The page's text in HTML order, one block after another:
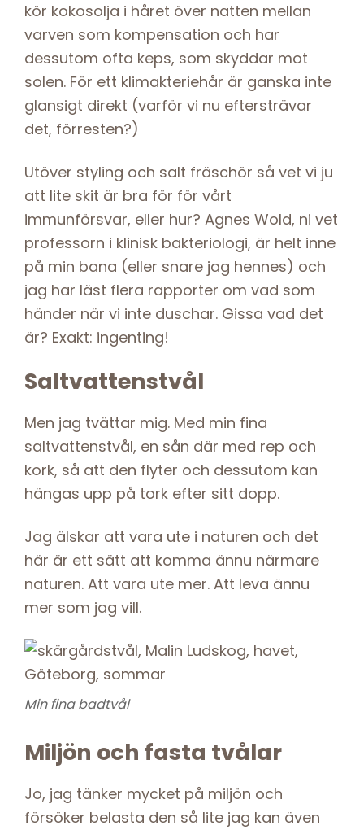
kör kokosolja i håret över natten mellan
varven som kompensation och har
dessutom ofta keps, som skyddar mot
solen. För ett klimakteriehår är ganska inte
glansigt direkt (varför vi nu eftersträvar
det, förresten?)
Utöver styling och salt fräschör så vet vi ju
att lite skit är bra för för vårt
immunförsvar, eller hur? Agnes Wold, ni vet
professorn i klinisk bakteriologi, är helt inne
på min bana (eller snare jag hennes) och
jag har läst flera rapporter om vad som
händer när vi inte duschar. Gissa vad det
är? Exakt: ingenting!
Saltvattenstvål
Men jag tvättar mig. Med min fina
saltvattenstvål, en sån där med rep och
kork, så att den flyter och dessutom kan
hängas upp på tork efter sitt dopp.
Jag älskar att vara ute i naturen och det
här är ett sätt att komma ännu närmare
naturen. Att vara ute mer. Att leva ännu
mer som jag vill.
Min fina badtvål
Miljön och fasta tvålar
Jo, jag tänker mycket på miljön och
försöker belasta den så lite jag kan även